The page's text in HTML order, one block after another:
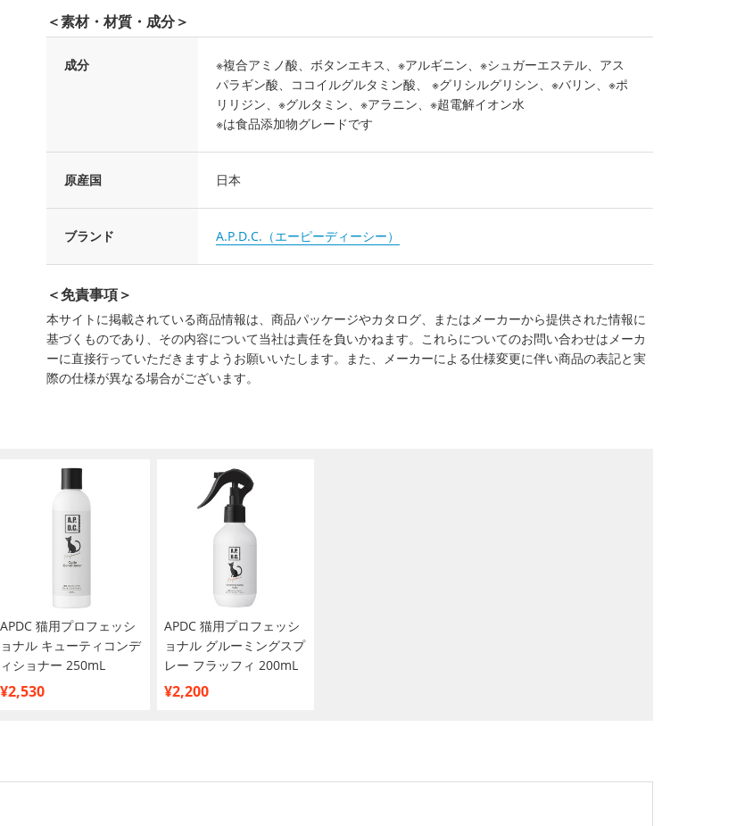
＜素材・材質・成分＞
成分
※複合アミノ酸、ボタンエキス、※アルギニン、※シュガーエステル、アス
パラギン酸、ココイルグルタミン酸、 ※グリシルグリシン、※バリン、※ポ
リリジン、※グルタミン、※アラニン、※超電解イオン水
※は食品添加物グレードです
原産国 日本
ブランド A.P.D.C.（エーピーディーシー）
＜免責事項＞
本サイトに掲載されている商品情報は、商品パッケージやカタログ、またはメーカーから提供された情報に
基づくものであり、その内容について当社は責任を負いかねます。これらについてのお問い合わせはメーカ
ーに直接行っていただきますようお願いいたします。また、メーカーによる仕様変更に伴い商品の表記と実
際の仕様が異なる場合がございます。
APDC 猫用プロフェッシ
ョナル キューティコンデ
ィショナー 250mL
¥2,530
APDC 猫用プロフェッシ
ョナル グルーミングスプ
レー フラッフィ 200mL
¥2,200